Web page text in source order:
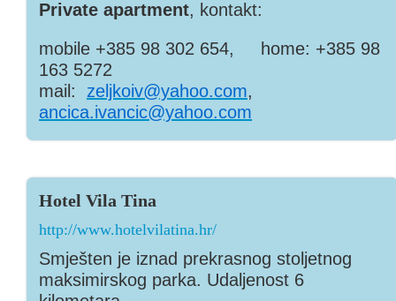
Private apartment, kontakt:
mobile +385 98 302 654, home: +385 98
163 5272
mail: zeljkoiv@yahoo.com,
ancica.ivancic@yahoo.com
Hotel Vila Tina
http://www.hotelvilatina.hr/
Smješten je iznad prekrasnog stoljetnog
maksimirskog parka. Udaljenost 6